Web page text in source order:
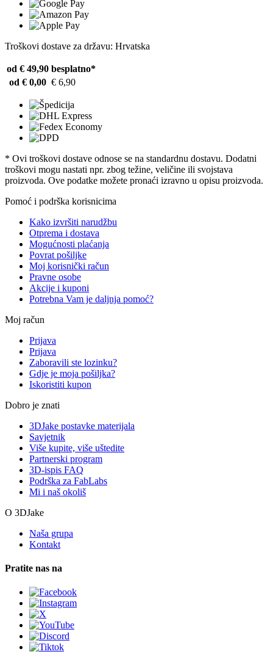
Troškovi dostave za državu: Hrvatska
od € 49,90 besplatno*
od € 0,00 € 6,90
* Ovi troškovi dostave odnose se na standardnu ​​dostavu. Dodatni
troškovi mogu nastati npr. zbog težine, veličine ili svojstava
proizvoda. Ove podatke možete pronaći izravno u opisu proizvoda.
Pomoć i podrška korisnicima
Kako izvršiti narudžbu
Otprema i dostava
Mogućnosti plaćanja
Povrat pošiljke
Moj korisnički račun
Pravne osobe
Akcije i kuponi
Potrebna Vam je daljnja pomoć?
Moj račun
Prijava
Prijava
Zaboravili ste lozinku?
Gdje je moja pošiljka?
Iskoristiti kupon
Dobro je znati
3DJake postavke materijala
Savjetnik
Više kupite, više uštedite
Partnerski program
3D-ispis FAQ
Podrška za FabLabs
Mi i naš okoliš
O 3DJake
Naša grupa
Kontakt
Pratite nas na